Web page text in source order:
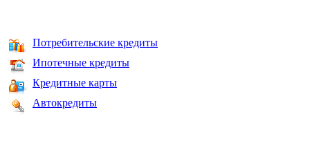
Потребительские кредиты
Ипотечные кредиты
Кредитные карты
Автокредиты